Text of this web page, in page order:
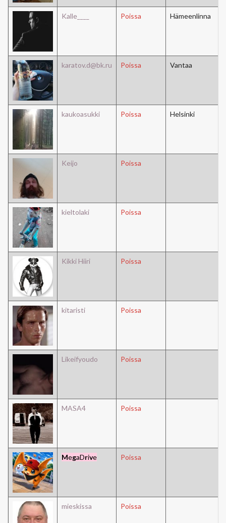
Kalle____ Poissa Hämeenlinna
karatov.d@bk.ru Poissa Vantaa
kaukoasukki Poissa Helsinki
Keijo Poissa
kieltolaki Poissa
Kikki Hiiri Poissa
kitaristi Poissa
Likeifyoudo Poissa
MASA4 Poissa
MegaDrive Poissa
mieskissa Poissa